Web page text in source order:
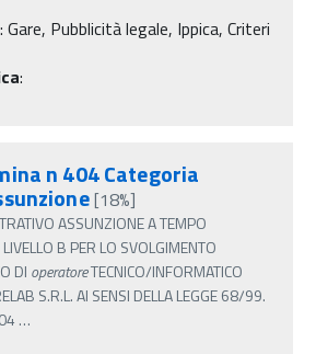
: Gare, Pubblicità legale, Ippica, Criteri
:
n 404 Categoria
[18%]
ASSUNZIONE A TEMPO
B PER LO SVOLGIMENTO
DI operatoreTECNICO/INFORMATICO
S.R.L. AI SENSI DELLA LEGGE 68/99.
…